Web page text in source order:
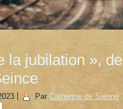
la jubilation », de
Par Catherine de Sienne